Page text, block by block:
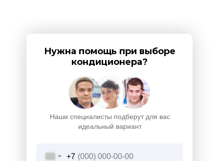
Наши специалисты подберут для вас
идеальный вариант
Нужна помощь при выборе
кондиционера?
+7